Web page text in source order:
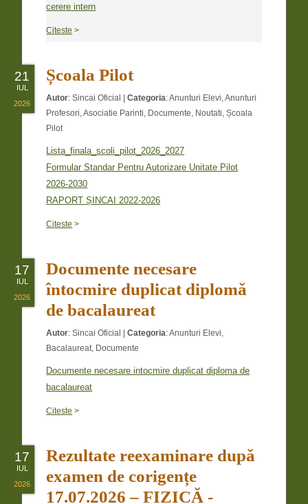
cerere intern
Citeste >
Școala Pilot
Autor:Sincai Oficial |Categoria:Anunturi Elevi,Anunturi
Profesori,Asociatie Parinti, Documente, Noutati,Școala
Pilot
Lista_finala_scoli_pilot_2026_2027
Formular Standar Pentru Autorizare Unitate Pilot
2026-2030
RAPORT ȘINCAI 2022-2026
Citeste >
21
IUL
2026
Documente necesare
întocmire duplicat diplomă
de bacalaureat
Autor:Sincai Oficial |Categoria:Anunturi Elevi,
Bacalaureat, Documente
Documente necesare intocmire duplicat diploma de
bacalaureat
Citeste >
17
IUL
2026
Rezultate reexaminare după
examen de corigențe
17.07.2026 – FIZICĂ -
17
IUL
2026